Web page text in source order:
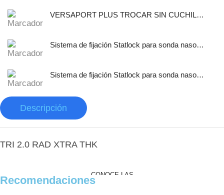
VERSAPORT PLUS TROCAR SIN CUCHILLA CON CANULA DE
Sistema de fijación Statlock para sonda nasogástrica y sondas de alimentación enteral, tamaño pediátrico, auto adherible.
Sistema de fijación Statlock para sonda nasogástrica y sondas de alimentación enteral, tamaño pediátrico, libre de latex.
Descripción
TRI 2.0 RAD XTRA THK
CONOCE LAS
Recomendaciones